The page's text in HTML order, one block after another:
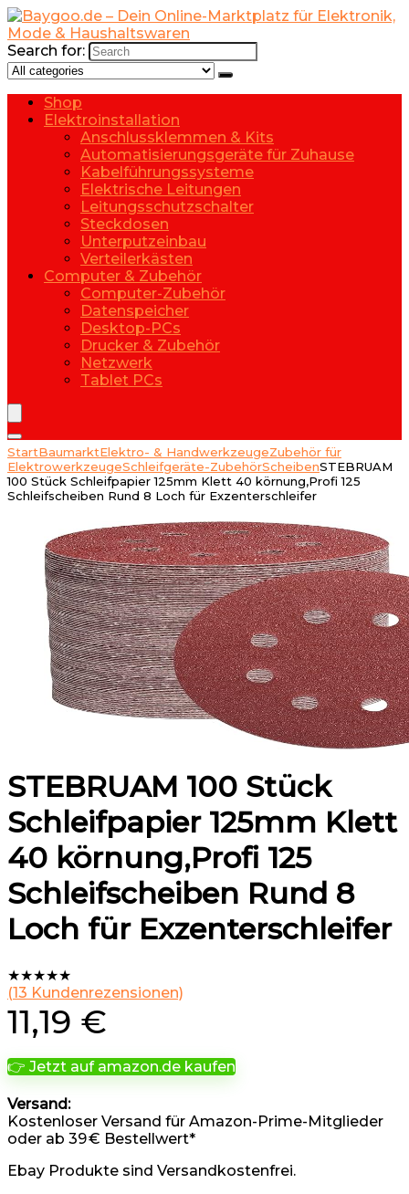
Search for:
Shop
Elektroinstallation
Anschlussklemmen & Kits
Automatisierungsgeräte für Zuhause
Kabelführungssysteme
Elektrische Leitungen
Leitungsschutzschalter
Steckdosen
Unterputzeinbau
Verteilerkästen
Computer & Zubehör
Computer-Zubehör
Datenspeicher
Desktop-PCs
Drucker & Zubehör
Netzwerk
Tablet PCs
StartBaumarktElektro- & HandwerkzeugeZubehör für
ElektrowerkzeugeSchleifgeräte-ZubehörScheibenSTEBRUAM
100 Stück Schleifpapier 125mm Klett 40 körnung,Profi 125
Schleifscheiben Rund 8 Loch für Exzenterschleifer
STEBRUAM 100 Stück
Schleifpapier 125mm Klett
40 körnung,Profi 125
Schleifscheiben Rund 8
Loch für Exzenterschleifer
★★★★★
(13 Kundenrezensionen)
11,19 €
👉 Jetzt auf amazon.de kaufen
Versand:
Kostenloser Versand für Amazon-Prime-Mitglieder
oder ab 39 € Bestellwert*
Ebay Produkte sind Versandkostenfrei.